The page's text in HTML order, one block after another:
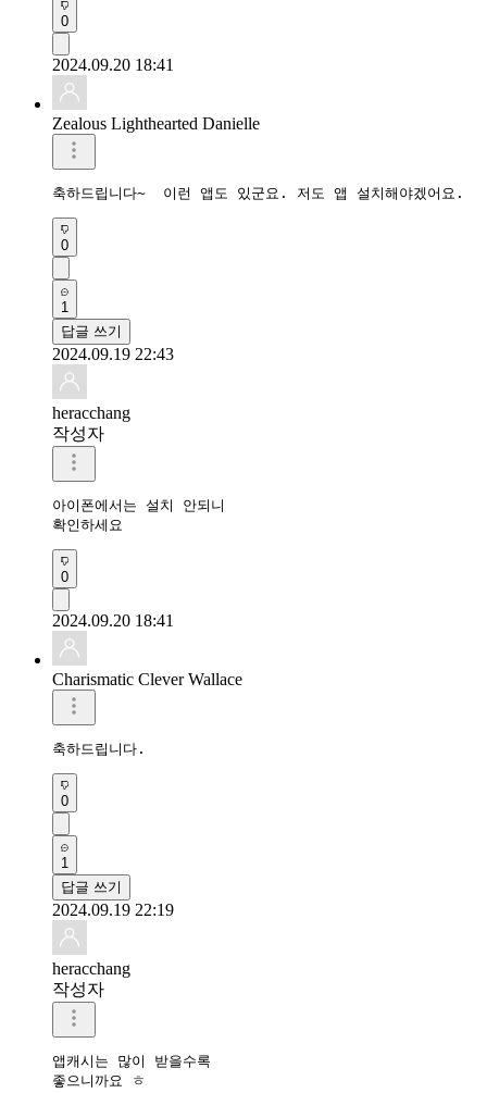
0
2024.09.20 18:41
Zealous Lighthearted Danielle
축하드립니다~  이런 앱도 있군요. 저도 앱 설치해야겠어요.
0
1
답글 쓰기
2024.09.19 22:43
heracchang
작성자
아이폰에서는 설치 안되니
확인하세요
0
2024.09.20 18:41
Charismatic Clever Wallace
축하드립니다.
0
1
답글 쓰기
2024.09.19 22:19
heracchang
작성자
앱캐시는 많이 받을수록
좋으니까요 ㅎ